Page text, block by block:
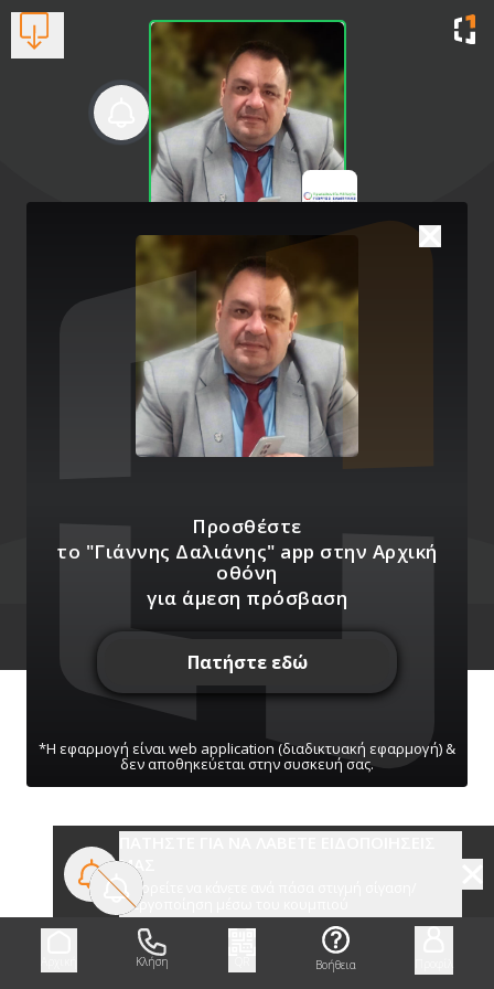
Γιάννης Δαλιάνης
Υποψήφιος Δημοτικός Σύμβουλος
Βλέπουν τώρα:1
6977611163
Πληροφορίες Media
ΜΑΣ
Μπορείτε να κάνετε ανά πάσα στιγμή σίγαση/
ενεργοποίηση μέσω του κουμπιού
Κλήση Βοήθεια
Προσθέστε
το "Γιάννης Δαλιάνης" app στην Αρχική
οθόνη
για άμεση πρόσβαση
Πατήστε εδώ
*Η εφαρμογή είναι web application (διαδικτυακή εφαρμογή) &
δεν αποθηκεύεται στην συσκευή σας.